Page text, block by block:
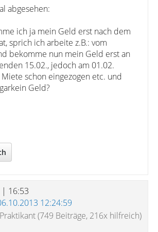
abgesehen:
ich ja mein Geld erst nach dem
sprich ich arbeite z.B.: vom
bekomme nun mein Geld erst an
15.02., jedoch am 01.02.
schon eingezogen etc. und
Geld?
| 16:53
12:24:59
Praktikant(749 Beiträge, 216x hilfreich)